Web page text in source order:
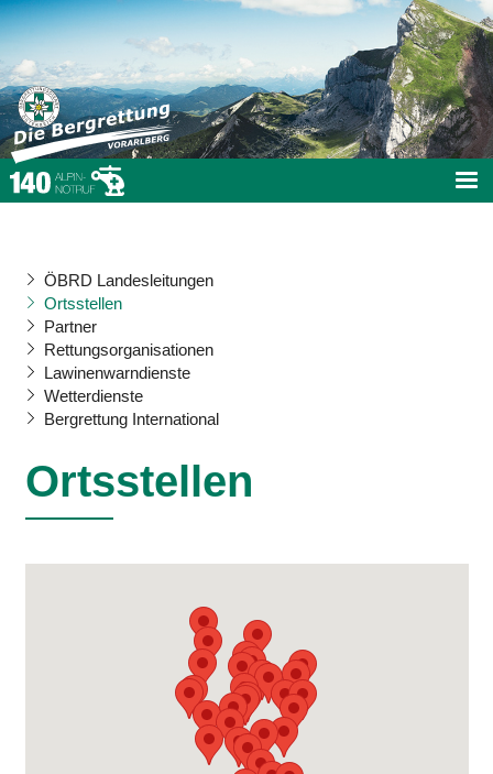
ÖBRD Landesleitungen
Ortsstellen
Partner
Rettungsorganisationen
Lawinenwarndienste
Wetterdienste
Bergrettung International
Ortsstellen